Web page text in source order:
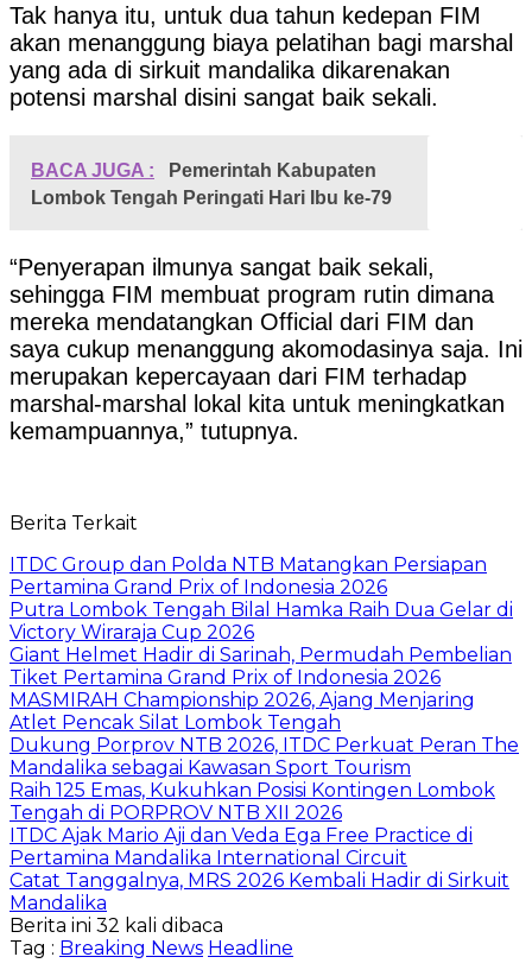
Tak hanya itu, untuk dua tahun kedepan FIM
akan menanggung biaya pelatihan bagi marshal
yang ada di sirkuit mandalika dikarenakan
potensi marshal disini sangat baik sekali.
BACA JUGA :
Pemerintah Kabupaten
Lombok Tengah Peringati Hari Ibu ke-79
“Penyerapan ilmunya sangat baik sekali,
sehingga FIM membuat program rutin dimana
mereka mendatangkan Official dari FIM dan
saya cukup menanggung akomodasinya saja. Ini
merupakan kepercayaan dari FIM terhadap
marshal-marshal lokal kita untuk meningkatkan
kemampuannya,” tutupnya.
Berita Terkait
ITDC Group dan Polda NTB Matangkan Persiapan
Pertamina Grand Prix of Indonesia 2026
Putra Lombok Tengah Bilal Hamka Raih Dua Gelar di
Victory Wiraraja Cup 2026
Giant Helmet Hadir di Sarinah, Permudah Pembelian
Tiket Pertamina Grand Prix of Indonesia 2026
MASMIRAH Championship 2026, Ajang Menjaring
Atlet Pencak Silat Lombok Tengah
Dukung Porprov NTB 2026, ITDC Perkuat Peran The
Mandalika sebagai Kawasan Sport Tourism
Raih 125 Emas, Kukuhkan Posisi Kontingen Lombok
Tengah di PORPROV NTB XII 2026
ITDC Ajak Mario Aji dan Veda Ega Free Practice di
Pertamina Mandalika International Circuit
Catat Tanggalnya, MRS 2026 Kembali Hadir di Sirkuit
Mandalika
Berita ini 32 kali dibaca
Tag : Breaking News Headline